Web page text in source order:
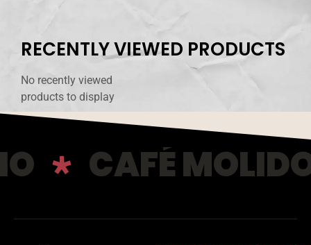
RECENTLY VIEWED PRODUCTS
No recently viewed
products to display
CAFÉ MOLIDO